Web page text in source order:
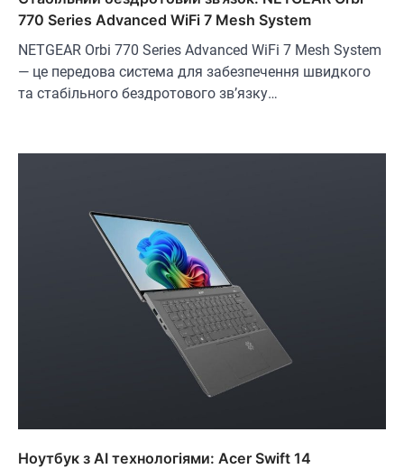
770 Series Advanced WiFi 7 Mesh System
NETGEAR Orbi 770 Series Advanced WiFi 7 Mesh System
— це передова система для забезпечення швидкого
та стабільного бездротового зв’язку…
Ноутбук з AI технологіями: Acer Swift 14